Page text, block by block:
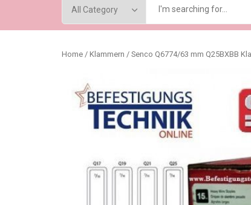
Home / Klammern / Senco Q6774/63 mm Q25BXBB